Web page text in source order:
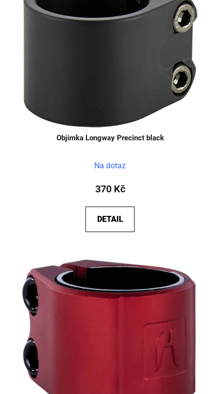
Objímka Longway Precinct black
Na dotaz
370 Kč
DETAIL